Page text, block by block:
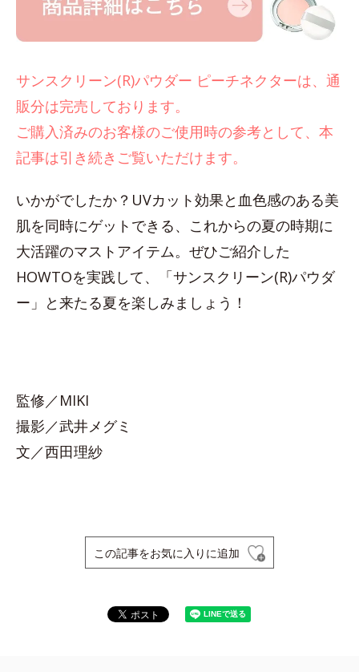
サンスクリーン(R)パウダー ピーチネクターは、通
販分は完売しております。
ご購入済みのお客様のご使用時の参考として、本
記事は引き続きご覧いただけます。
いかがでしたか？UVカット効果と血色感のある美
肌を同時にゲットできる、これからの夏の時期に
大活躍のマストアイテム。ぜひご紹介した
HOWTOを実践して、「サンスクリーン(R)パウダ
ー」と来たる夏を楽しみましょう！
監修／MIKI
撮影／武井メグミ
文／西田理紗
この記事をお気に入りに追加